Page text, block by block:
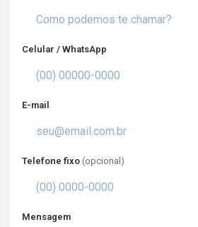
Celular / WhatsApp
E-mail
Telefone fixo (opcional)
Mensagem